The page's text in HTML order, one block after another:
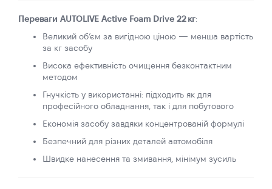
Переваги AUTOLIVE Active Foam Drive 22 кг:
Великий об’єм за вигідною ціною — менша вартість
за кг засобу
Висока ефективність очищення безконтактним
методом
Гнучкість у використанні: підходить як для
професійного обладнання, так і для побутового
Економія засобу завдяки концентрованій формулі
Безпечний для різних деталей автомобіля
Швидке нанесення та змивання, мінімум зусиль